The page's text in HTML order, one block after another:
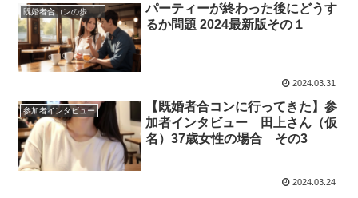
既婚者合コンの歩き方
パーティーが終わった後にどうす
るか問題 2024最新版その１
2024.03.31
参加者インタビュー
【既婚者合コンに行ってきた】参
加者インタビュー 田上さん（仮
名）37歳女性の場合 その3
2024.03.24